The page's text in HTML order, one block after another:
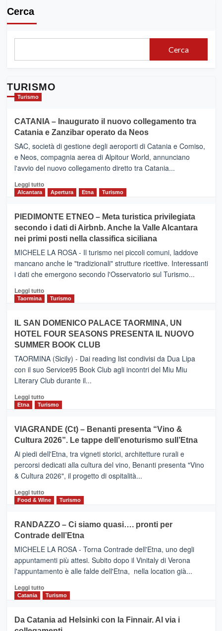
Cerca
Cerca
TURISMO
Turismo
CATANIA – Inaugurato il nuovo collegamento tra
Catania e Zanzibar operato da Neos
SAC, società di gestione degli aeroporti di Catania e Comiso,
e Neos, compagnia aerea di Alpitour World, annunciano
l'avvio del nuovo collegamento diretto tra Catania...
Leggi tuttoLeggi
CATANIA
–
Inaugurato
il
nuovo
collegamento
tra
e
Zanzibar
da
Neos
Alcantara Apertura Etna Turismo
PIEDIMONTE ETNEO – Meta turistica privilegiata
secondo i dati di Airbnb. Anche la Valle Alcantara
nei primi posti nella classifica siciliana
MICHELE LA ROSA - Il turismo nei piccoli comuni, laddove
mancano anche le "tradizionali" strutture ricettive. Interessanti
i dati che emergono secondo l'Osservatorio sul Turismo...
Leggi tuttoLeggi
PIEDIMONTE
ETNEO
–
Meta
turistica
privilegiata
secondo
dati
di
Anche
la
Alcantara
nei
primi
nella
classifica
Taormina Turismo
IL SAN DOMENICO PALACE TAORMINA, UN
HOTEL FOUR SEASONS PRESENTA IL NUOVO
SUMMER BOOK CLUB
TAORMINA (Sicily) - Dai reading list condivisi da Dua Lipa
con il suo Service95 Book Club agli incontri del Miu Miu
Literary Club durante il...
Leggi tuttoLeggi
di
IL
SAN
DOMENICO
PALACE
TAORMINA,
UN
HOTEL
FOUR
IL
NUOVO
SUMMER
CLUB
Etna Turismo
VIAGRANDE (Ct) – Benanti presenta “Vino &
Cultura 2026”. Le tappe dell’enoturismo sull’Etna
Ai piedi dell'Etna, tra vigneti storici, architetture rurali e
percorsi dedicati alla cultura del vino, Benanti presenta "Vino
& Cultura 2026", il progetto di ospitalità...
Leggi tuttoLeggi
di
VIAGRANDE
(Ct)
–
Benanti
presenta
“Vino
&
Cultura
tappe
Food & Wine Turismo
RANDAZZO – Ci siamo quasi…. pronti per
Contrade dell’Etna
MICHELE LA ROSA - Torna Contrade dell'Etna, uno degli
appuntamenti più attesi. Subito dopo il Vinitaly di Verona
l'appuntamento è alle falde dell'Etna, nella location già...
Leggi tuttoLeggi
di
RANDAZZO
Catania Turismo
Da Catania ad Helsinki con la Finnair. Al via i